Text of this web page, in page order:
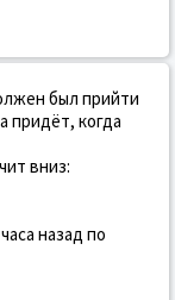
был прийти
придёт, когда
вниз:
назад по